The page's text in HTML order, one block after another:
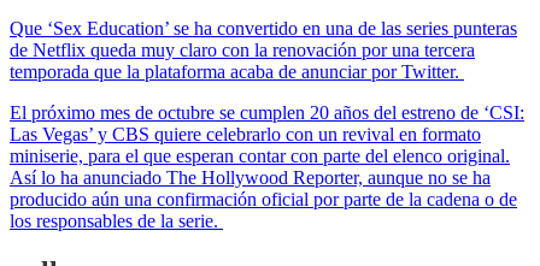
Que ‘Sex Education’ se ha convertido en una de las series punteras
de Netflix queda muy claro con la renovación por una tercera
temporada que la plataforma acaba de anunciar por Twitter.
El próximo mes de octubre se cumplen 20 años del estreno de ‘CSI:
Las Vegas’ y CBS quiere celebrarlo con un revival en formato
miniserie, para el que esperan contar con parte del elenco original.
Así lo ha anunciado The Hollywood Reporter, aunque no se ha
producido aún una confirmación oficial por parte de la cadena o de
los responsables de la serie.